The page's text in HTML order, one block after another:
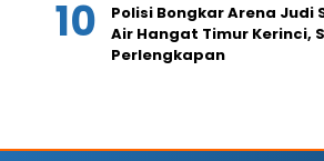
Polisi Bongkar Arena Judi
Air Hangat Timur Kerinci,
Perlengkapan